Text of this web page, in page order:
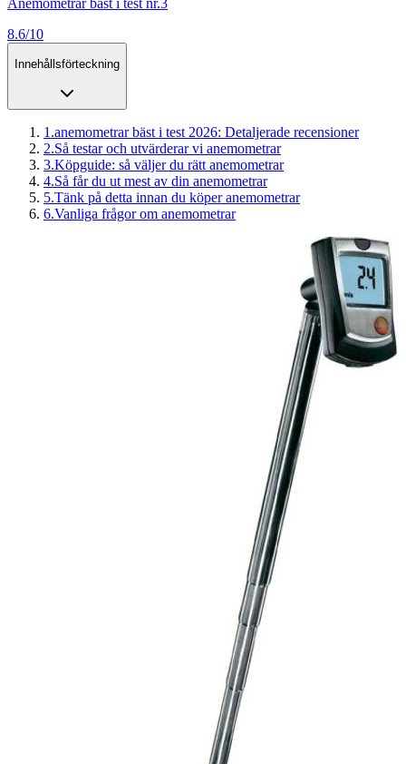
8.6/10
Innehållsförteckning
1 .anemometrar bäst i test 2026: Detaljerade recensioner
2.Så testar och utvärderar vi anemometrar
3.Köpguide: så väljer du rätt anemometrar
4.Så får du ut mest av din anemometrar
5.Tänk på detta innan du köper anemometrar
6.Vanliga frågor om anemometrar